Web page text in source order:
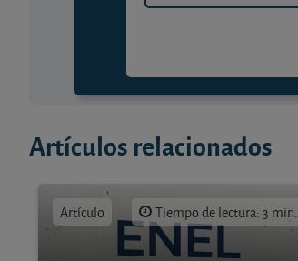
Artículos relacionados
Artículo Tiempo de lectura: 3 min.